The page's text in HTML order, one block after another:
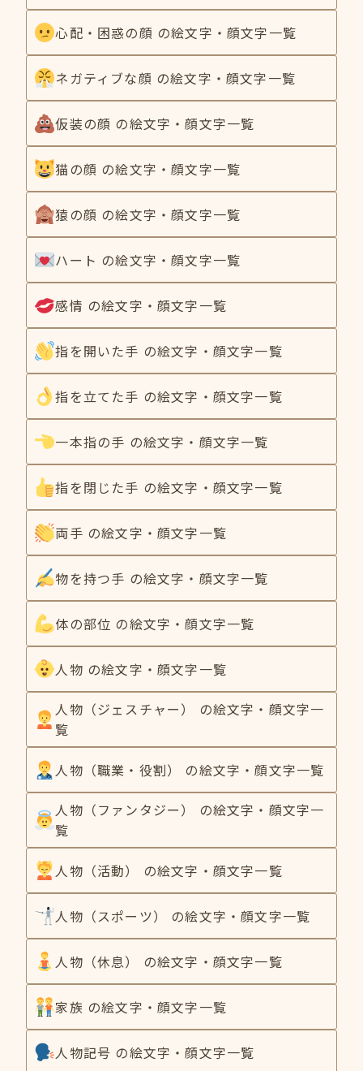
心配・困惑の顔 の絵文字・顔文字一覧
ネガティブな顔 の絵文字・顔文字一覧
仮装の顔 の絵文字・顔文字一覧
猫の顔 の絵文字・顔文字一覧
猿の顔 の絵文字・顔文字一覧
ハート の絵文字・顔文字一覧
感情 の絵文字・顔文字一覧
指を開いた手 の絵文字・顔文字一覧
指を立てた手 の絵文字・顔文字一覧
一本指の手 の絵文字・顔文字一覧
指を閉じた手 の絵文字・顔文字一覧
両手 の絵文字・顔文字一覧
物を持つ手 の絵文字・顔文字一覧
体の部位 の絵文字・顔文字一覧
人物 の絵文字・顔文字一覧
人物（ジェスチャー） の絵文字・顔文字一
覧
人物（職業・役割） の絵文字・顔文字一覧
人物（ファンタジー） の絵文字・顔文字一
覧
人物（活動） の絵文字・顔文字一覧
人物（スポーツ） の絵文字・顔文字一覧
人物（休息） の絵文字・顔文字一覧
家族 の絵文字・顔文字一覧
人物記号 の絵文字・顔文字一覧